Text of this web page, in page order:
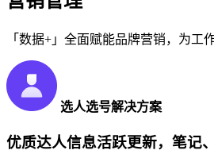
「数据+」全面赋能品牌营销，为工
选人选号解决方案
优质达人信息活跃更新，笔记